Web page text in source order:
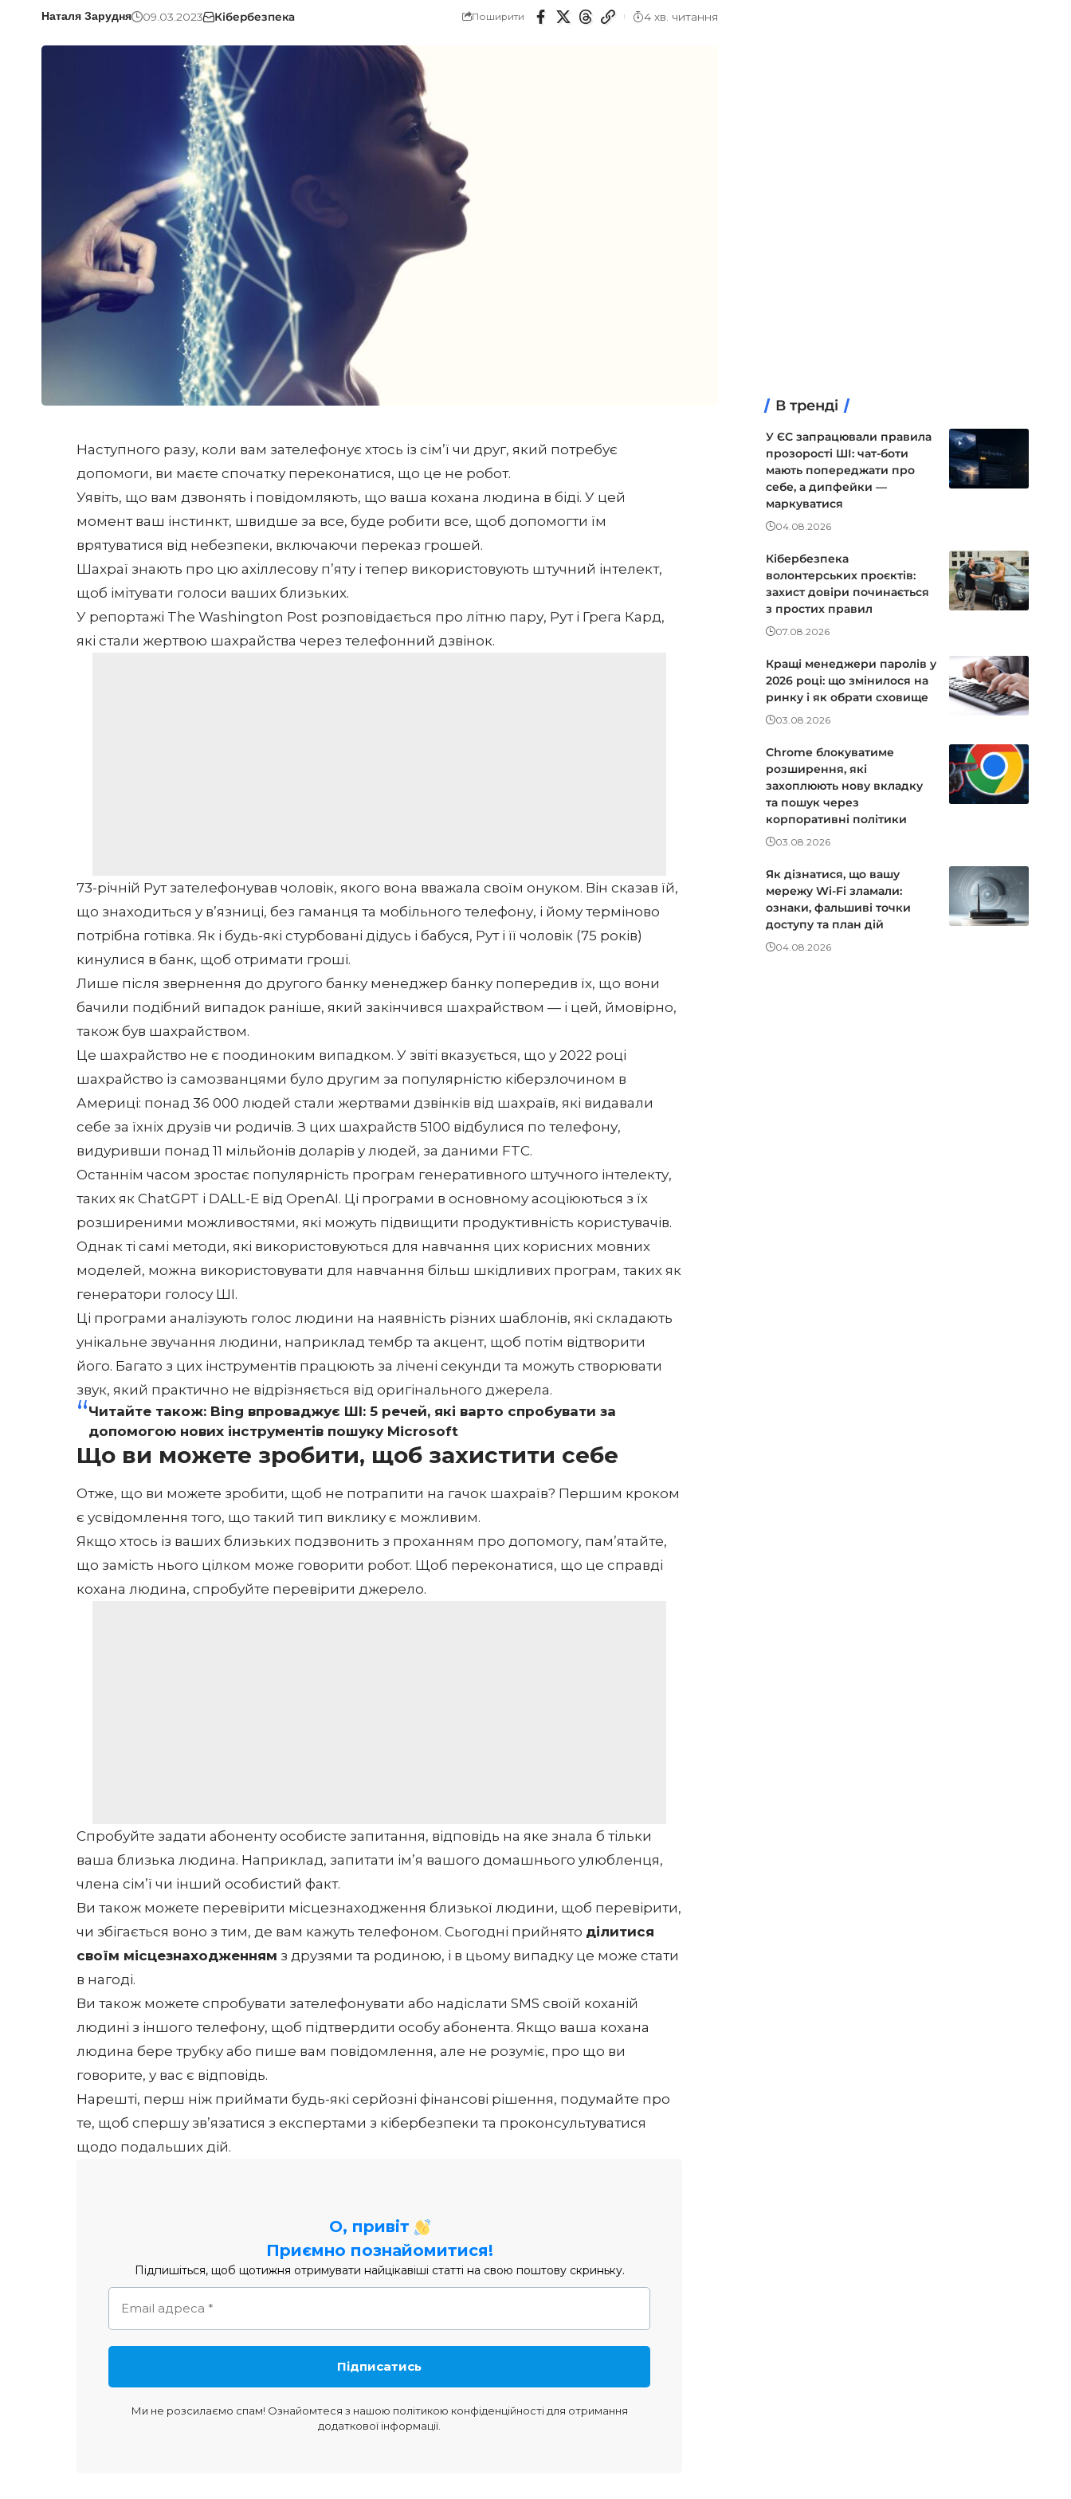
Наталя Зарудня 09.03.2023 Кібербезпека Поширити 4 хв. читання
Наступного разу, коли вам зателефонує хтось із сім’ї чи друг, який потребує
допомоги, ви маєте спочатку переконатися, що це не робот.
Уявіть, що вам дзвонять і повідомляють, що ваша кохана людина в біді. У цей
момент ваш інстинкт, швидше за все, буде робити все, щоб допомогти їм
врятуватися від небезпеки, включаючи переказ грошей.
Шахраї знають про цю ахіллесову п’яту і тепер використовують штучний інтелект,
щоб імітувати голоси ваших близьких.
У репортажі The Washington Post розповідається про літню пару, Рут і Грега Кард,
які стали жертвою шахрайства через телефонний дзвінок.
73-річній Рут зателефонував чоловік, якого вона вважала своїм онуком. Він сказав їй,
що знаходиться у в’язниці, без гаманця та мобільного телефону, і йому терміново
потрібна готівка. Як і будь-які стурбовані дідусь і бабуся, Рут і її чоловік (75 років)
кинулися в банк, щоб отримати гроші.
Лише після звернення до другого банку менеджер банку попередив їх, що вони
бачили подібний випадок раніше, який закінчився шахрайством — і цей, ймовірно,
також був шахрайством.
Це шахрайство не є поодиноким випадком. У звіті вказується, що у 2022 році
шахрайство із самозванцями було другим за популярністю кіберзлочином в
Америці: понад 36 000 людей стали жертвами дзвінків від шахраїв, які видавали
себе за їхніх друзів чи родичів. З цих шахрайств 5100 відбулися по телефону,
видуривши понад 11 мільйонів доларів у людей, за даними FTC.
Останнім часом зростає популярність програм генеративного штучного інтелекту,
таких як ChatGPT і DALL-E відOpenAI. Ці програми в основному асоціюються з їх
розширеними можливостями, які можуть підвищити продуктивність користувачів.
Однак ті самі методи, які використовуються для навчання цих корисних мовних
моделей, можна використовувати для навчання більш шкідливих програм, таких як
генератори голосу ШІ.
Ці програми аналізують голос людини на наявність різних шаблонів, які складають
унікальне звучання людини, наприклад тембр та акцент, щоб потім відтворити
його. Багато з цих інструментів працюють за лічені секунди та можуть створювати
звук, який практично не відрізняється від оригінального джерела.
Читайте також: Bing впроваджує ШІ: 5 речей, які варто спробувати за
допомогою нових інструментів пошуку Microsoft
Що ви можете зробити, щоб захистити себе
Отже, що ви можете зробити, щоб не потрапити на гачок шахраїв? Першим кроком
є ​​усвідомлення того, що такий тип виклику є можливим.
Якщо хтось із ваших близьких подзвонить з проханням про допомогу, пам’ятайте,
що замість нього цілком може говорити робот. Щоб переконатися, що це справді
кохана людина, спробуйте перевірити джерело.
Спробуйте задати абоненту особисте запитання, відповідь на яке знала б тільки
ваша близька людина. Наприклад, запитати ім’я вашого домашнього улюбленця,
члена сім’ї чи інший особистий факт.
Ви також можете перевірити місцезнаходження близької людини, щоб перевірити,
чи збігається воно з тим, де вам кажуть телефоном. Сьогодні прийнято ділитися
своїм місцезнаходженням з друзями та родиною, і в цьому випадку це може стати
в нагоді.
Ви також можете спробувати зателефонувати або надіслати SMS своїй коханій
людині з іншого телефону, щоб підтвердити особу абонента. Якщо ваша кохана
людина бере трубку або пише вам повідомлення, але не розуміє, про що ви
говорите, у вас є відповідь.
Нарешті, перш ніж приймати будь-які серйозні фінансові рішення, подумайте про
те, щоб спершу зв’язатися з експертами з кібербезпеки та проконсультуватися
щодо подальших дій.
О, привіт
Приємно познайомитися!
Підпишіться, щоб щотижня отримувати найцікавіші статті на свою поштову скриньку.
Ми не розсилаємо спам! Ознайомтеся з нашою політикою конфіденційностідля отримання
додаткової інформації.
В тренді
У ЄС запрацювали правила
прозорості ШІ: чат-боти
мають попереджати про
себе, а дипфейки —
маркуватися
04.08.2026
Кібербезпека
волонтерських проєктів:
захист довіри починається
з простих правил
07.08.2026
Кращі менеджери паролів у
2026 році: що змінилося на
ринку і як обрати сховище
03.08.2026
Chrome блокуватиме
розширення, які
захоплюють нову вкладку
та пошук через
корпоративні політики
03.08.2026
Як дізнатися, що вашу
мережу Wi-Fi зламали:
ознаки, фальшиві точки
доступу та план дій
04.08.2026